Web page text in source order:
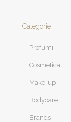
Categorie
Profumi
Cosmetica
Make-up
Bodycare
Brands